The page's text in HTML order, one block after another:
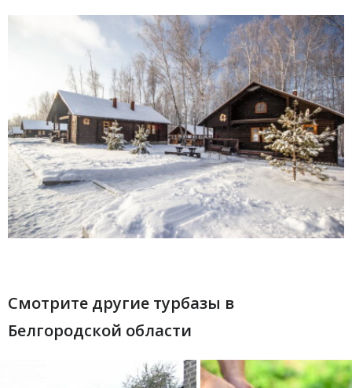
Смотрите другие турбазы в
Белгородской области